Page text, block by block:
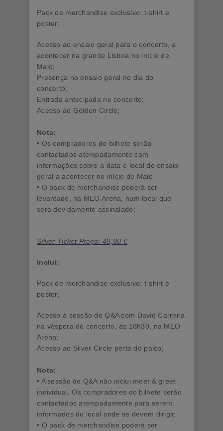
Pack de merchandise exclusivo: t-shirt e
poster;
Acesso ao ensaio geral para o concerto, a
acontecer na grande Lisboa no início de
Maio;
Presença no ensaio geral no dia do
concerto;
Entrada antecipada no concerto;
Acesso ao Golden Circle;
Nota:
• Os compradores do bilhete serão
contactados atempadamente com
informações sobre a data e local do ensaio
geral a acontecer no início de Maio
• O pack de merchandise poderá ser
levantado, na MEO Arena, num local que
será devidamente assinalado;
Silver Ticket Preço: 49,90 €
Inclui:
Pack de merchandise exclusivo: t-shirt e
poster;
Acesso à sessão de Q&A com David Carreira
na véspera do concerto, às 18h30, na MEO
Arena;
Acesso ao Silver Circle perto do palco;
Nota:
• A sessão de Q&A não inclui meet & greet
individual. Os compradores do bilhete serão
contactados atempadamente para serem
informados do local onde se devem dirigir.
• O pack de merchandise poderá ser